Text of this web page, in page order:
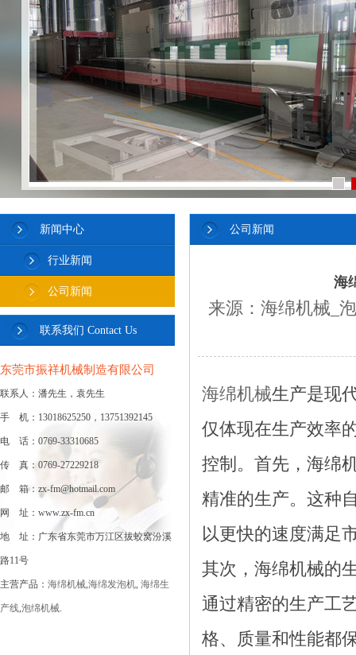
新闻中心
行业新闻
公司新闻
联系我们 Contact Us
东莞市振祥机械制造有限公司
联系人：潘先生，袁先生
手 机：13018625250，13751392145
电 话：0769-33310685
传 真：0769-27229218
邮 箱：zx-fm@hotmail.com
网 址：www.zx-fm.cn
地 址：广东省东莞市万江区拔蛟窝汾溪
路11号
主营产品： 海绵机械,海绵发泡机, 海绵生
产线,泡绵机械.
公司新闻
海
来源： 海绵机械_
海绵机械生产是现
仅体现在生产效率
控制。首先，海绵
精准的生产。这种
以更快的速度满足
其次，海绵机械的
通过精密的生产工
格、质量和性能都